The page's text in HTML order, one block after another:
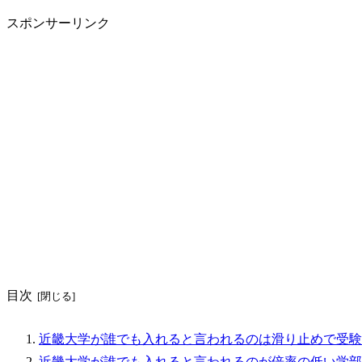
スポンサーリンク
目次
近畿大学が誰でも入れると言われるのは滑り止めで受